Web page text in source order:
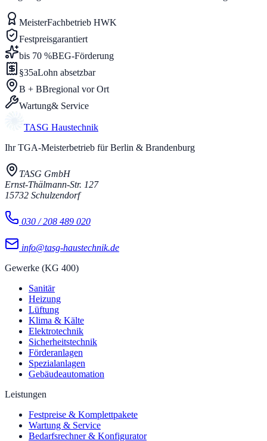
MeisterFachbetrieb HWK
Festpreisgarantiert
bis 70 %BEG-Förderung
§35aLohn absetzbar
B + BBregional vor Ort
Wartung& Service
TASG Haustechnik
Ihr TGA-Meisterbetrieb für Berlin & Brandenburg
TASG GmbH
Ernst-Thälmann-Str. 127
15732 Schulzendorf
030 / 208 489 020
info@tasg-haustechnik.de
Gewerke (KG 400)
Sanitär
Heizung
Lüftung
Klima & Kälte
Elektrotechnik
Sicherheitstechnik
Förderanlagen
Spezialanlagen
Gebäudeautomation
Leistungen
Festpreise & Komplettpakete
Wartung & Service
Bedarfsrechner & Konfigurator